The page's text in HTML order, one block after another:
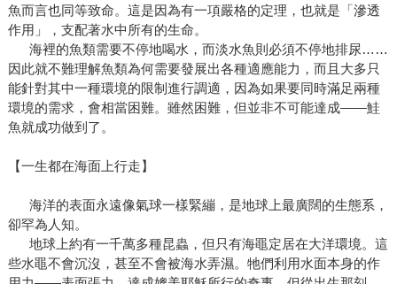
魚而言也同等致命。這是因為有一項嚴格的定理，也就是「滲透
作用」，支配著水中所有的生命。
海裡的魚類需要不停地喝水，而淡水魚則必須不停地排尿……
因此就不難理解魚類為何需要發展出各種適應能力，而且大多只
能針對其中一種環境的限制進行調適，因為如果要同時滿足兩種
環境的需求，會相當困難。雖然困難，但並非不可能達成——鮭
魚就成功做到了。
【一生都在海面上行走】
海洋的表面永遠像氣球一樣緊繃，是地球上最廣闊的生態系，
卻罕為人知。
地球上約有一千萬多種昆蟲，但只有海黽定居在大洋環境。這
些水黽不會沉沒，甚至不會被海水弄濕。牠們利用水面本身的作